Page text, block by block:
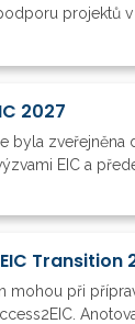
2027
zveřejněna
EIC a
Transition
mohou při